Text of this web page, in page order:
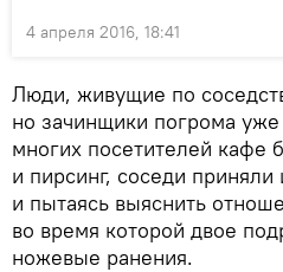
4 апреля 2016, 18:41
Люди, живущие по
но зачинщики погрома уже
многих посетителей
и пирсинг, соседи
и пытаясь выяснить
во время которой двое
ножевые ранения.